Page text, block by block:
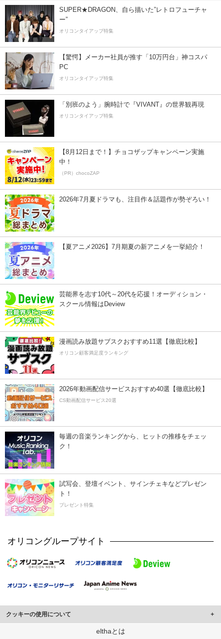
SUPER★DRAGON、自ら描いた”レトロフューチャ
ー”
オリコンタイアップ特集
【驚愕】メーカー社員が推す「10万円台」神コスパ
PC
オリコンタイアップ特集
「別班のよう」腕時計で『VIVANT』の世界観再現
オリコンタイアップ特集
【8月12日まで！】チョコザップキャンペーン実施
中！
（PR）chocoZAP
2026年7月夏ドラマも、注目作＆話題作が勢ぞろい！
【夏アニメ2026】7月期夏の新アニメを一挙紹介！
芸能界を志す10代～20代を応援！オーディション・
スクール情報はDeview
漫画読み放題サブスクおすすめ11選【徹底比較】
オリコン顧客満足度ランキング
2026年動画配信サービスおすすめ40選【徹底比較】
CS動画配信サービス20選
毎週の音楽ランキングから、ヒットの推移をチェッ
ク！
試写会、登壇イベント、サインチェキなどプレゼン
ト！
プレゼント特集
オリコングループサイト
クッキーの使用について
このサイトでは Cookie を使用して、ユーザーに合わせたコンテンツや広告の
elthaとは